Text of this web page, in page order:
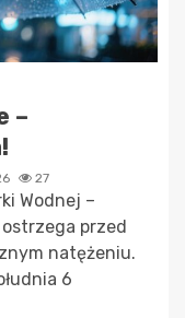
–
27
Wodnej –
przed
natężeniu.
6